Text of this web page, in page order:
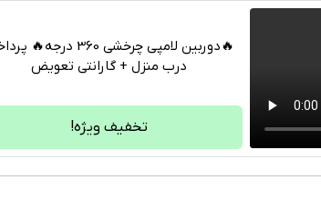
تلگرام
فیسبوک
🔥دوربین لامپی چرخشی 360
درب منزل + گارانتی تعویض
تخفیف ویژه!